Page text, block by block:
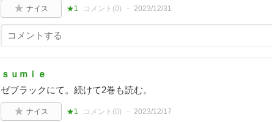
ナイス ★1 コメント(0) 2023/12/31
ｓｕｍｉｅ
ゼブラックにて。続けて2巻も読む。
ナイス ★1 コメント(0) 2023/12/17